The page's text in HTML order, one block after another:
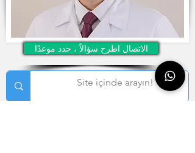
الاتصال اطرح سؤالاً ، حدد موعدًا